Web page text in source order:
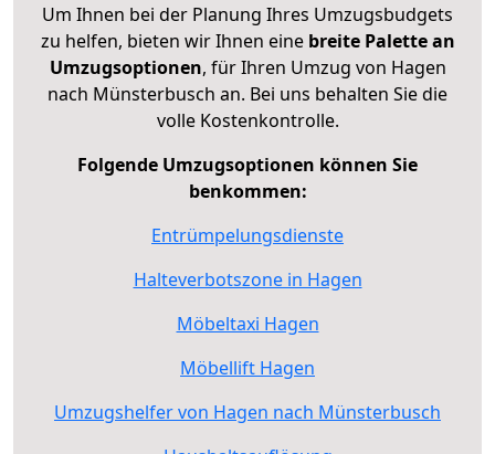
Um Ihnen bei der Planung Ihres Umzugsbudgets
zu helfen, bieten wir Ihnen eine breite Palette an
Umzugsoptionen, für Ihren Umzug von Hagen
nach Münsterbusch an. Bei uns behalten Sie die
volle Kostenkontrolle.
Folgende Umzugsoptionen können Sie
benkommen:
Entrümpelungsdienste
Halteverbotszone in Hagen
Möbeltaxi Hagen
Möbellift Hagen
Umzugshelfer von Hagen nach Münsterbusch